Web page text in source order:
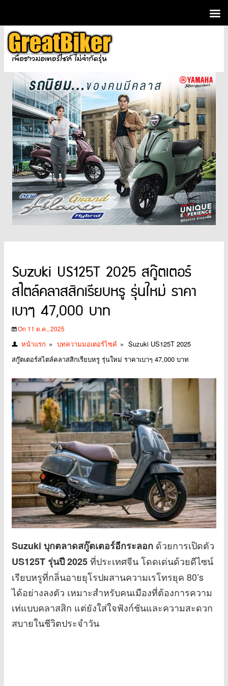
Suzuki US125T 2025 สกู๊ตเตอร์
สไตล์คลาสสิกเรียบหรู รุ่นใหม่ ราคา
เบาๆ 47,000 บาท
On 11 ต.ค., 2025
หน้าแรก » บทความมอเตอร์ไซค์ » Suzuki US125T 2025
สกู๊ตเตอร์สไตล์คลาสสิกเรียบหรู รุ่นใหม่ ราคาเบาๆ 47,000 บาท
Suzuki บุกตลาดสกู๊ตเตอร์อีกระลอก ด้วยการเปิดตัว
US125T รุ่นปี 2025ที่ประเทศจีน โดดเด่นด้วยดีไซน์
เรียบหรูที่กลิ่นอายยุโรปผสานความเรโทรยุค 80’s
ได้อย่างลงตัว เหมาะสำหรับคนเมืองที่ต้องการความ
เท่แบบคลาสสิก แต่ยังใส่ใจฟังก์ชันและความสะดวก
สบายในชีวิตประจำวัน